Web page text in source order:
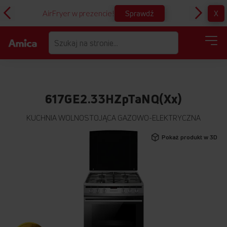
AirFryer w prezencie! Sprawdź X
617GE2.33HZpTaNQ(Xx)
KUCHNIA WOLNOSTOJĄCA GAZOWO-ELEKTRYCZNA
Pokaż produkt w 3D